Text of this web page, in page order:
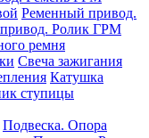
Ременный привод.
Ролик ГРМ
ремня
Свеча зажигания
Катушка
ступицы
Подвеска. Опора